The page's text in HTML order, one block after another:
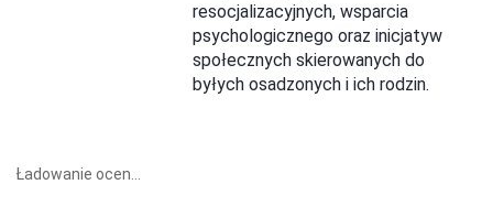
resocjalizacyjnych, wsparcia
psychologicznego oraz inicjatyw
społecznych skierowanych do
byłych osadzonych i ich rodzin.
Ładowanie ocen...